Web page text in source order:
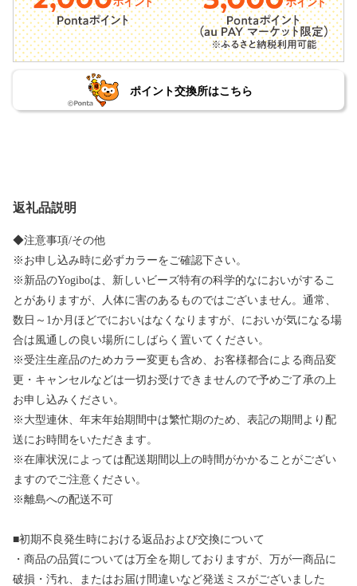
ポイント交換所はこちら
返礼品説明
◆注意事項/その他
※お申し込み時に必ずカラーをご確認下さい。
※新品のYogiboは、新しいビーズ特有の科学的なにおいがするこ
とがありますが、人体に害のあるものではございません。通常、
数日～1か月ほどでにおいはなくなりますが、においが気になる場
合は風通しの良い場所にしばらく置いてください。
※受注生産品のためカラー変更も含め、お客様都合による商品変
更・キャンセルなどは一切お受けできませんので予めご了承の上
お申し込みください。
※大型連休、年末年始期間中は繁忙期のため、表記の期間より配
送にお時間をいただきます。
※在庫状況によっては配送期間以上の時間がかかることがござい
ますのでご注意ください。
※離島への配送不可
■初期不良発生時における返品および交換について
・商品の品質については万全を期しておりますが、万が一商品に
破損・汚れ、またはお届け間違いなど発送ミスがございました